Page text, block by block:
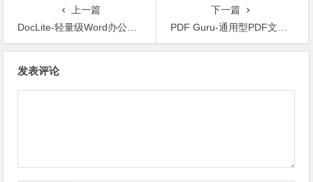
上一篇
DocLite-轻量级Word办公处理软件
下一篇
PDF Guru-通用型PDF文件处理工具
发表评论